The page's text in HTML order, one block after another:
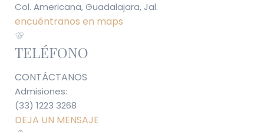
Col. Americana, Guadalajara, Jal.
encuéntranos en maps
TELÉFONO
CONTÁCTANOS
Admisiones:
(33) 1223 3268
DEJA UN MENSAJE